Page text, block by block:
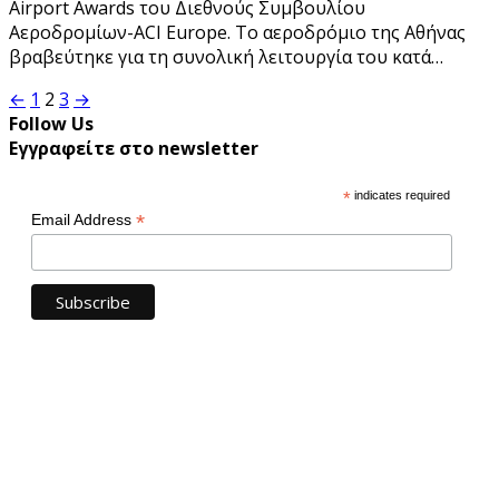
Airport Awards του Διεθνούς Συμβουλίου
Αεροδρομίων-ACI Europe. Το αεροδρόμιο της Αθήνας
βραβεύτηκε για τη συνολική λειτουργία του κατά…
Σελιδοποίηση
άρθρων
← 1 2 3 →
Follow Us
Εγγραφείτε στο newsletter
* indicates required
Email Address *